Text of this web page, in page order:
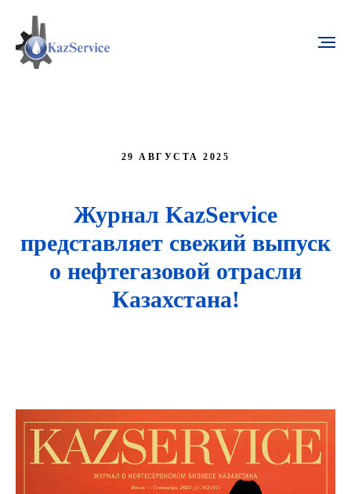
29 АВГУСТА 2025
Журнал KazService
представляет свежий выпуск
о нефтегазовой отрасли
Казахстана!